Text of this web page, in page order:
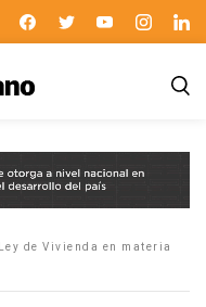
de Vivienda en materia